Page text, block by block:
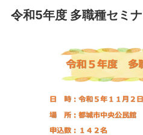
令和5年度 多職種セミ